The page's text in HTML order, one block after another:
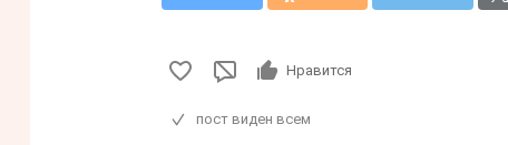
Нравится
пост виден всем